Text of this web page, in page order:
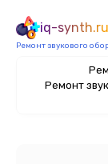
iq-synth.ru
Ремонт звукового
Ремонт